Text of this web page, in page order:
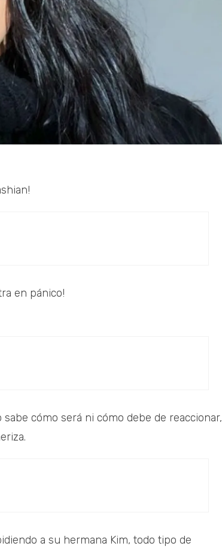
en pánico!
cómo será ni cómo debe de reaccionar,
a su hermana Kim, todo tipo de